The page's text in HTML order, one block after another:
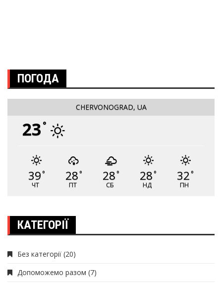
ПОГОДА
CHERVONOGRAD, UA
23 °
39°
ЧТ
28°
ПТ
28°
СБ
28°
НД
32°
ПН
КАТЕГОРІЇ
Без категорії (20)
Допоможемо разом (7)